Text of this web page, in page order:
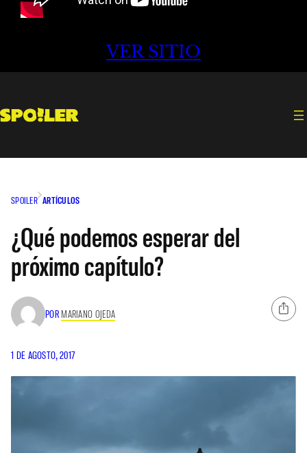
VER SITIO
SPOILER ARTÍCULOS
¿Qué podemos esperar del
próximo capítulo?
POR MARIANO OJEDA
1 DE AGOSTO, 2017